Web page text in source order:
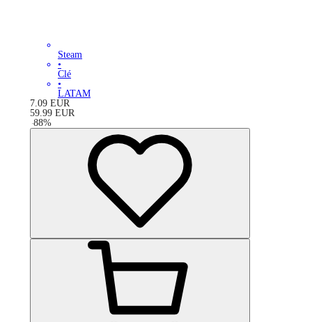
Steam
•
Clé
•
LATAM
7.09 EUR
59.99 EUR
-88%